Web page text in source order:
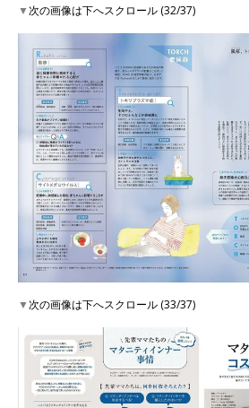
▼次の画像は下へスクロール (32/37)
▼次の画像は下へスクロール (33/37)